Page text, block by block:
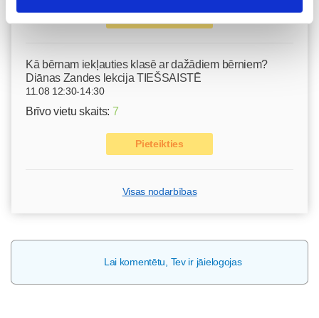
Pieteikties
Kā bērnam iekļauties klasē ar dažādiem bērniem?
Diānas Zandes lekcija TIEŠSAISTĒ
11.08 12:30-14:30
Brīvo vietu skaits: 7
Pieteikties
Visas nodarbības
Lai komentētu, Tev ir jāielogojas